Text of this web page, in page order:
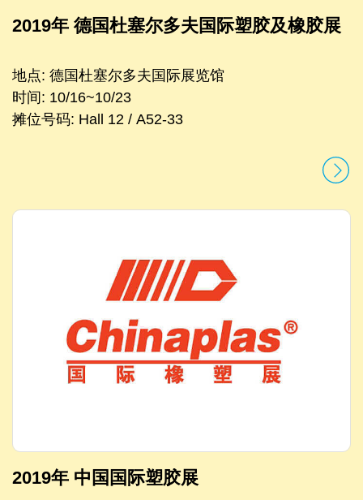
2019年 德国杜塞尔多夫国际塑胶及橡胶展
地点: 德国杜塞尔多夫国际展览馆
时间: 10/16~10/23
摊位号码: Hall 12 / A52-33
2019年 中国国际塑胶展